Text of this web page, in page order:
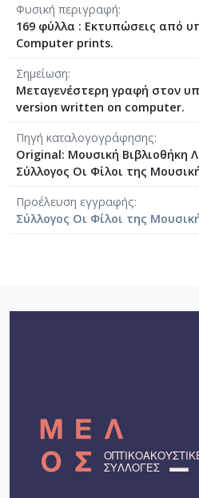
[Φάκελος] GR-
[Φάκελος] GR-
[Φάκελος] GR-
[Φάκελος] GR-
[Φάκελος] GR-
[Φάκελος] GR-
[Φάκελος] GR-
[Φάκελος] GR-
[Φάκελος] GR-
[Φάκελος] GR-
[Φάκελος] GR-
[Φάκελος] GR-
[Φάκελος] GR-
[Φάκελος] GR-
Φυσική περιγραφή
169 φύλλα : Εκτυπώσεις από
Computer prints.
Σημείωση
Μεταγενέστερη γραφή στον
version written on computer.
Πηγή καταλογογράφησης
Original: Μουσική Βιβλιοθήκη
Σύλλογος Οι Φίλοι της
Προέλευση εγγραφής
Σύλλογος Οι Φίλοι της